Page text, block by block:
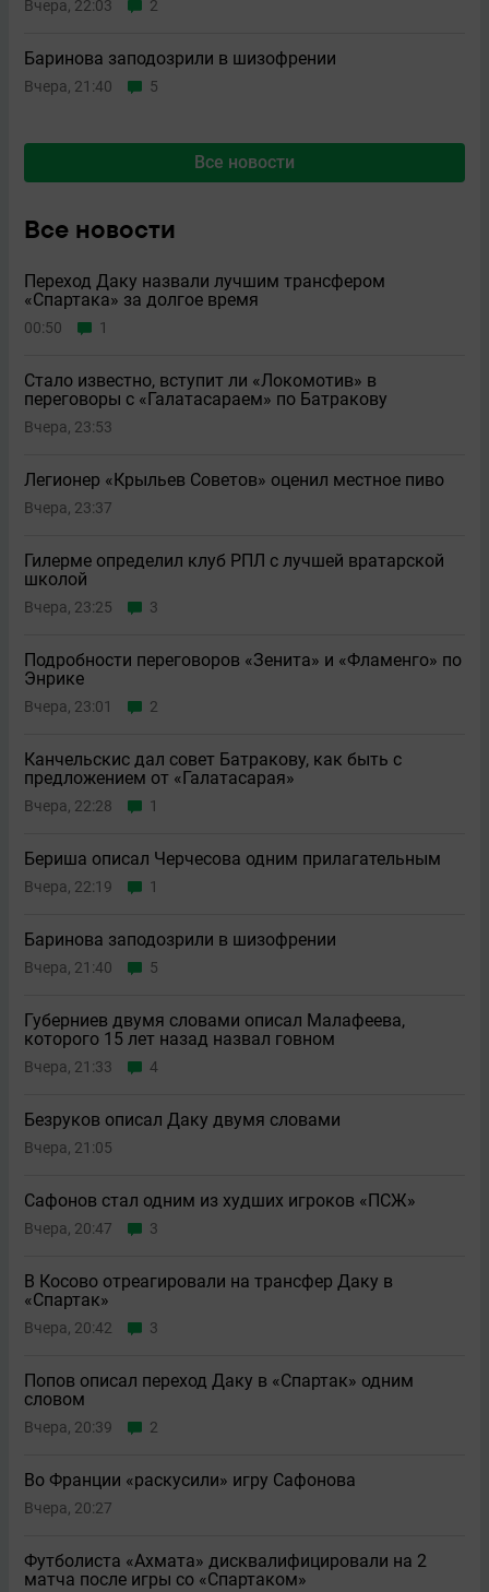
Вчера, 22:03 2
Баринова заподозрили в шизофрении
Вчера, 21:40 5
Все новости
Все новости
Переход Даку назвали лучшим трансфером
«Спартака» за долгое время
00:50 1
Стало известно, вступит ли «Локомотив» в
переговоры с «Галатасараем» по Батракову
Вчера, 23:53
Легионер «Крыльев Советов» оценил местное пиво
Вчера, 23:37
Гилерме определил клуб РПЛ с лучшей вратарской
школой
Вчера, 23:25 3
Подробности переговоров «Зенита» и «Фламенго» по
Энрике
Вчера, 23:01 2
Канчельскис дал совет Батракову, как быть с
предложением от «Галатасарая»
Вчера, 22:28 1
Бериша описал Черчесова одним прилагательным
Вчера, 22:19 1
Баринова заподозрили в шизофрении
Вчера, 21:40 5
Губерниев двумя словами описал Малафеева,
которого 15 лет назад назвал говном
Вчера, 21:33 4
Безруков описал Даку двумя словами
Вчера, 21:05
Сафонов стал одним из худших игроков «ПСЖ»
Вчера, 20:47 3
В Косово отреагировали на трансфер Даку в
«Спартак»
Вчера, 20:42 3
Попов описал переход Даку в «Спартак» одним
словом
Вчера, 20:39 2
Во Франции «раскусили» игру Сафонова
Вчера, 20:27
Футболиста «Ахмата» дисквалифицировали на 2
матча после игры со «Спартаком»